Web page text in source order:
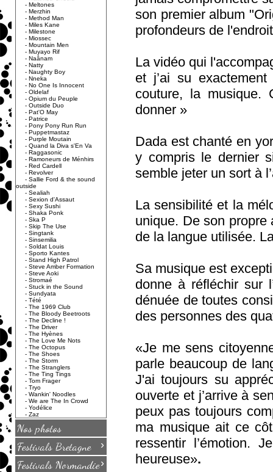
- Meltones
- Merzhin
- Method Man
- Miles Kane
- Milestone
- Miossec
- Mountain Men
- Muyayo Rif
- Naânam
- Natty
- Naughty Boy
- Nneka
- No One Is Innocent
- Oldelaf
- Opium du Peuple
- Outside Duo
- Pat'O May
- Patrice
- Pony Pony Run Run
- Puppetmastaz
- Purple Moutain
- Quand la Diva s'En Va
- Raggasonic
- Ramoneurs de Ménhirs
- Red Cardell
- Revolver
- Sallie Ford & the sound
outside
- Sealiah
- Sexion d'Assaut
- Sexy Sushi
- Shaka Ponk
- Ska P
- Skip The Use
- Singtank
- Sinsemilia
- Soldat Louis
- Sporto Kantes
- Stand High Patrol
- Steve Amber Formation
- Steve Aoki
- Stromaé
- Stuck in the Sound
- Sundyata
- Tété
- The 1969 Club
- The Bloody Beetroots
- The Decline !
- The Driver
- The Hyènes
- The Love Me Nots
- The Octopus
- The Shoes
- The Storm
- The Stranglers
- The Ting Tings
- Tom Frager
- Tryo
- Wankin' Noodles
- We are The In Crowd
- Yodélice
- Zaz
Nos photos
Festivals Bretagne
›
Festivals Normandie›
son premier album
profondeurs de
La vidéo qui
et j’ai su
couture, la musique.
donner »
Dada est chanté en
y compris le dernier
semble jeter un sort à
La sensibilité et la
unique. De son
de la langue utilisée.
Sa musique est
donne à réfléchir sur
dénuée de toutes
des personnes des
«Je me sens
parle beaucoup de
J'ai toujours su
ouverte et j’arrive à
peux pas toujours
ma musique ait ce
ressentir l’émotion.
heureuse».